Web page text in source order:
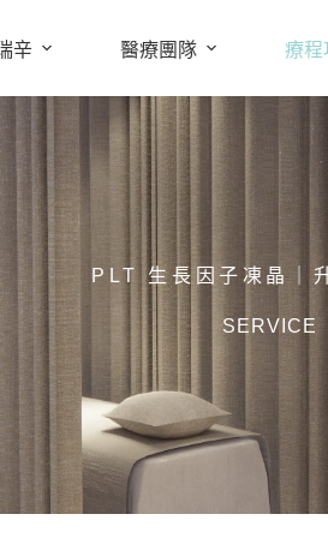
辛 醫療團隊 療程
PLT 生長因子凍晶｜
SERVICE